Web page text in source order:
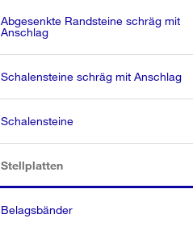
Abgesenkte Randsteine schräg mit
Anschlag
Schalensteine schräg mit Anschlag
Schalensteine
Stellplatten(aktiv)
Belagsbänder